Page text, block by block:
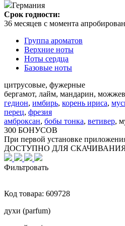
Германия
Срок годности:
36 месяцев с момента
Группа ароматов
Верхние ноты
Ноты сердца
Базовые ноты
цитрусовые, фужерные
бергамот, лайм, мандарин,
гедион, имбирь, корень ириса,
перец, фрезия
амброксан, бобы тонка, ветивер,
300 БОНУСОВ
При первой установке
ДОСТУПНО ДЛЯ
Фильтровать
Код товара: 609728
духи (parfum)